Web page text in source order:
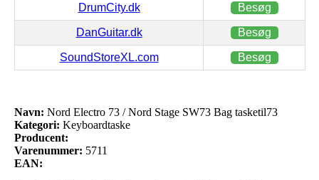
DrumCity.dk Besøg
DanGuitar.dk Besøg
SoundStoreXL.com Besøg
Navn: Nord Electro 73 / Nord Stage SW73 Bag tasketil73
Kategori: Keyboardtaske
Producent:
Varenummer: 5711
EAN: